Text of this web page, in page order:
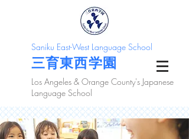
三育東西学園
Los Angeles & Orange County's Japanese
Language School
Saniku East-West Language School